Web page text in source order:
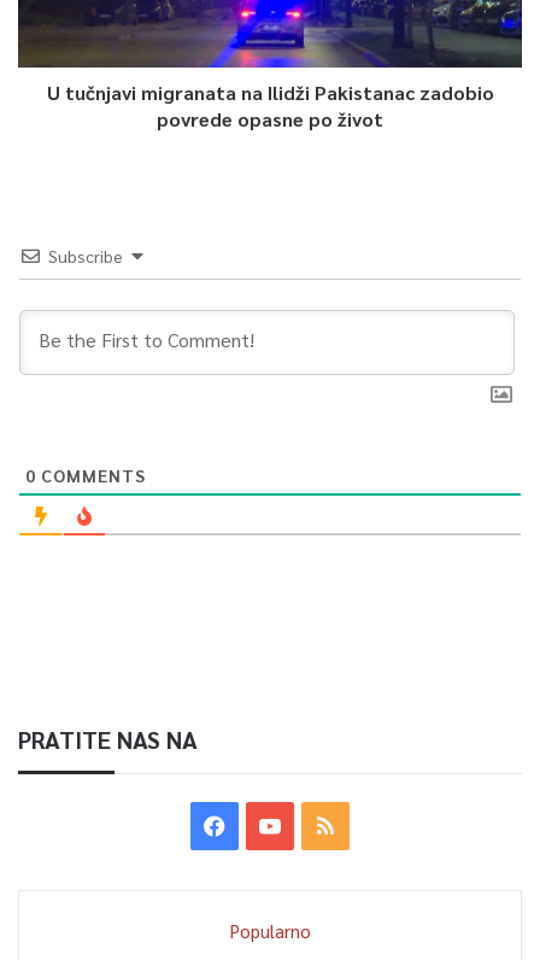
U tučnjavi migranata na Ilidži Pakistanac zadobio
povrede opasne po život
Subscribe
0 COMMENTS
PRATITE NAS NA
Popularno